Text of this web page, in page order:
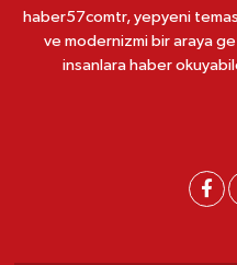
haber57comtr, yepyeni
ve modernizmi bir araya
insanlara haber